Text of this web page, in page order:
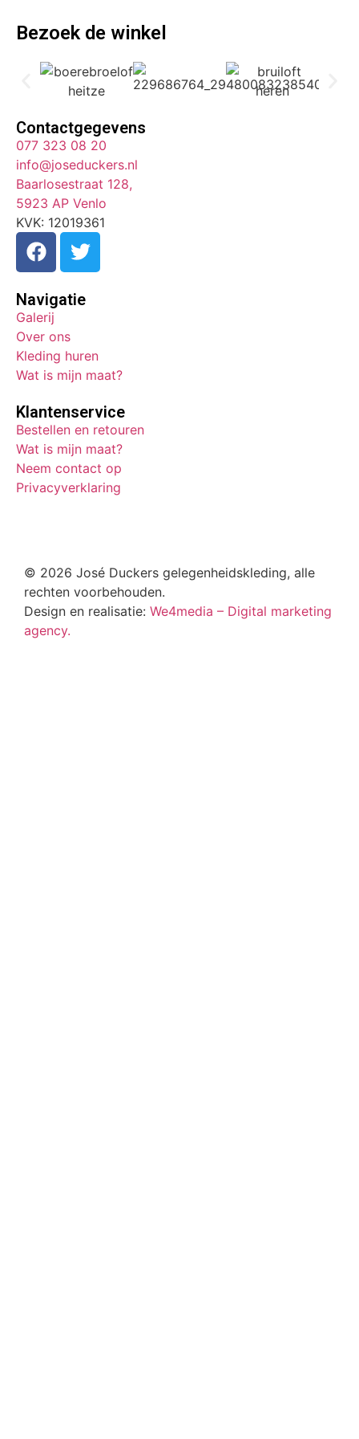
Bezoek de winkel
Contactgegevens
077 323 08 20
info@joseduckers.nl
Baarlosestraat 128,
5923 AP Venlo
KVK: 12019361
Navigatie
Galerij
Over ons
Kleding huren
Wat is mijn maat?
Klantenservice
Bestellen en retouren
Wat is mijn maat?
Neem contact op
Privacyverklaring
© 2026 José Duckers gelegenheidskleding, alle
rechten voorbehouden.
Design en realisatie: We4media – Digital marketing
agency.